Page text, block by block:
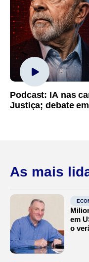
Podcast: IA nas
Justiça; debate
As mais
em
o